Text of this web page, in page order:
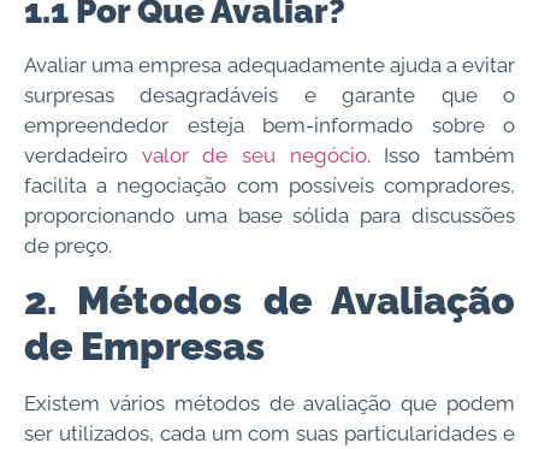
1.1 Por Que Avaliar?
Avaliar uma empresa adequadamente ajuda a evitar
surpresas desagradáveis e garante que o
empreendedor esteja bem-informado sobre o
verdadeiro valor de seu negócio. Isso também
facilita a negociação com possíveis compradores,
proporcionando uma base sólida para discussões
de preço.
2. Métodos de Avaliação
de Empresas
Existem vários métodos de avaliação que podem
ser utilizados, cada um com suas particularidades e